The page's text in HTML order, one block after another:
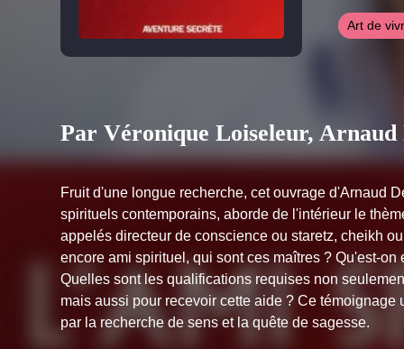
Art de
Par Véronique Loiseleur, Arnaud
Fruit d'une longue recherche, cet ouvrage d'Arnaud
spirituels contemporains, aborde de l'intérieur le
appelés directeur de conscience ou staretz, cheikh
encore ami spirituel, qui sont ces maîtres ? Qu'est-
Quelles sont les qualifications requises non
mais aussi pour recevoir cette aide ? Ce
par la recherche de sens et la quête de sagesse.